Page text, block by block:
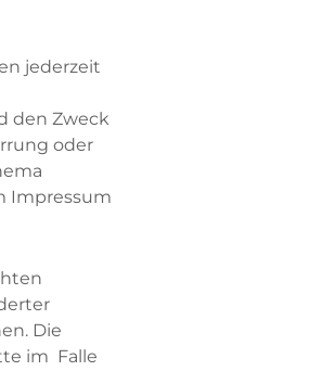
jederzeit
den Zweck
oder
Impressum
Die
im Falle